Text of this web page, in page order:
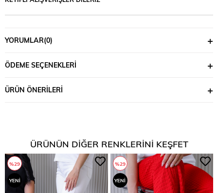
YORUMLAR(0)
ÖDEME SEÇENEKLERI
ÜRÜN ÖNERILERI
ÜRÜNÜN DIĞER RENKLERINI KEŞFET
%29
YENI
%29
YENI